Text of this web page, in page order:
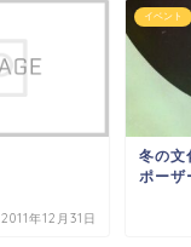
2011年12月31日
イベント
冬の文
ポーザ